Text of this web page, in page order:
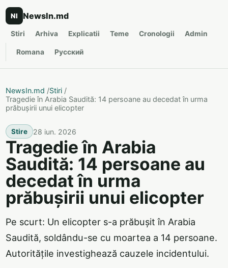
NI NewsIn.md
Stiri Arhiva Explicatii Teme Cronologii Admin
Romana Русский
NewsIn.md /Stiri /
Tragedie în Arabia Saudită: 14 persoane au decedat în urma
prăbușirii unui elicopter
Stire 28 iun. 2026
Tragedie în Arabia
Saudită: 14 persoane au
decedat în urma
prăbușirii unui elicopter
Pe scurt: Un elicopter s-a prăbușit în Arabia
Saudită, soldându-se cu moartea a 14 persoane.
Autoritățile investighează cauzele incidentului.